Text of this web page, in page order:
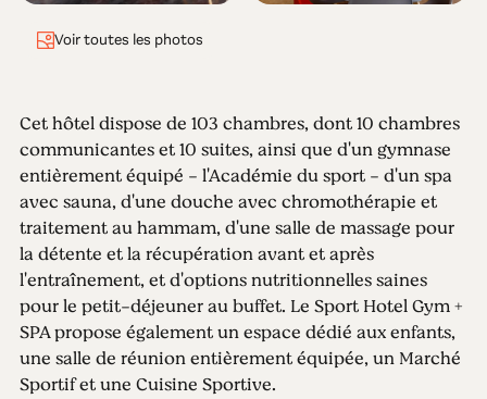
Voir toutes les photos
Cet hôtel dispose de 103 chambres, dont 10 chambres
communicantes et 10 suites, ainsi que d'un gymnase
entièrement équipé - l'Académie du sport - d'un spa
avec sauna, d'une douche avec chromothérapie et
traitement au hammam, d'une salle de massage pour
la détente et la récupération avant et après
l'entraînement, et d'options nutritionnelles saines
pour le petit-déjeuner au buffet. Le Sport Hotel Gym +
SPA propose également un espace dédié aux enfants,
une salle de réunion entièrement équipée, un Marché
Sportif et une Cuisine Sportive.